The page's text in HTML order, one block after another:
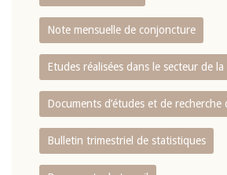
Note mensuelle de conjoncture
Etudes réalisées dans le secteur de
Documents d’études et de recherche
Bulletin trimestriel de statistiques